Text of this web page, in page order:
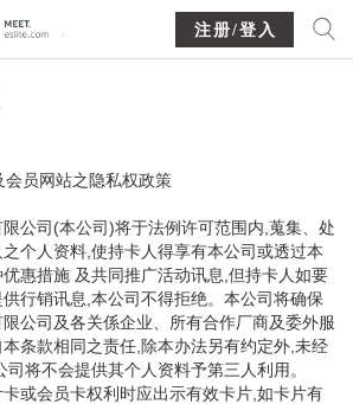
注册/登入
员网站之隐私权政策
公司(本公司)将于法例许可范围内,蒐集、处
个人资料,使持卡人得享有本公司或透过本
惠措施 及共同推广活动讯息,但持卡人如要
行销讯息,本公司不得拒绝。本公司将确保
公司及各关係企业、所有合作厂商及委外服
条款相同之责任,除本办法另有约定外,未经
将不会提供其个人资料予第三人利用。
或会员卡权利时应出示有效卡片,如卡片有